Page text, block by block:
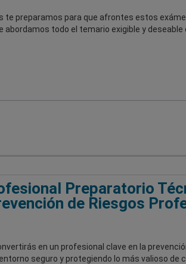
te preparamos para que afrontes estos
abordamos todo el temario exigible y deseable
Preparatorio
de Riesgos
en un profesional clave en la
seguro y protegiendo lo más valioso de